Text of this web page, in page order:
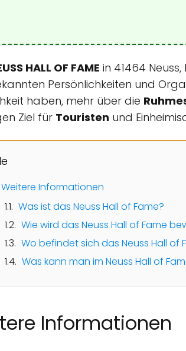
HALL OF FAME in 41464
Persönlichkeiten und
haben, mehr über die
Ziel für Touristen und
Weitere Informationen
Was ist das Neuss Hall of Fame?
Wie wird das Neuss Hall of Fame
Wo befindet sich das Neuss Hall of
Was kann man im Neuss Hall of
Informationen